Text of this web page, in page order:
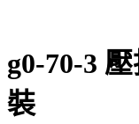
g0-70-3
裝